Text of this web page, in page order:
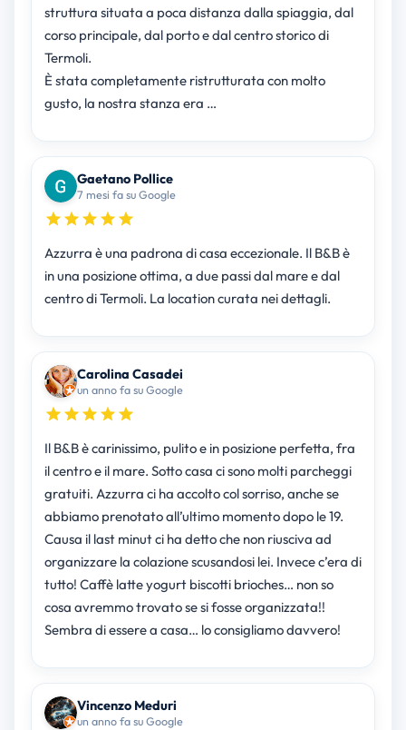
struttura situata a poca distanza dalla spiaggia, dal
corso principale, dal porto e dal centro storico di
Termoli.
È stata completamente ristrutturata con molto
gusto, la nostra stanza era …
Gaetano Pollice
7 mesi fa su Google
Azzurra è una padrona di casa eccezionale. Il B&B è
in una posizione ottima, a due passi dal mare e dal
centro di Termoli. La location curata nei dettagli.
Carolina Casadei
un anno fa su Google
Il B&B è carinissimo, pulito e in posizione perfetta, fra
il centro e il mare. Sotto casa ci sono molti parcheggi
gratuiti. Azzurra ci ha accolto col sorriso, anche se
abbiamo prenotato all’ultimo momento dopo le 19.
Causa il last minut ci ha detto che non riusciva ad
organizzare la colazione scusandosi lei. Invece c’era di
tutto! Caffè latte yogurt biscotti brioches… non so
cosa avremmo trovato se si fosse organizzata!!
Sembra di essere a casa… lo consigliamo davvero!
Vincenzo Meduri
un anno fa su Google